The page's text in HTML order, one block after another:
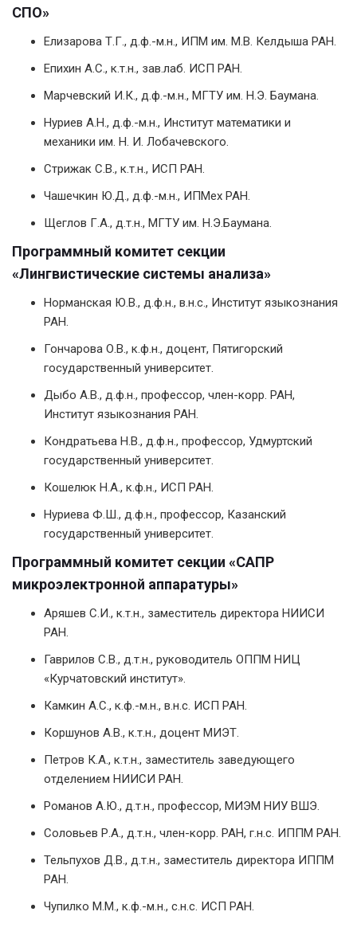
СПО»
Елизарова Т.Г., д.ф.-м.н., ИПМ им. М.В. Келдыша РАН.
Епихин А.С., к.т.н., зав.лаб. ИСП РАН.
Марчевский И.К., д.ф.-м.н., МГТУ им. Н.Э. Баумана.
Нуриев А.Н., д.ф.-м.н., Институт математики и
механики им. Н. И. Лобачевского.
Стрижак С.В., к.т.н., ИСП РАН.
Чашечкин Ю.Д., д.ф.-м.н., ИПМех РАН.
Щеглов Г.А., д.т.н., МГТУ им. Н.Э.Баумана.
Программный комитет секции
«Лингвистические системы анализа»
Норманская Ю.В., д.ф.н., в.н.с., Институт языкознания
РАН.
Гончарова О.В., к.ф.н., доцент, Пятигорский
государственный университет.
Дыбо А.В., д.ф.н., профессор, член-корр. РАН,
Институт языкознания РАН.
Кондратьева Н.В., д.ф.н., профессор, Удмуртский
государственный университет.
Кошелюк Н.А., к.ф.н., ИСП РАН.
Нуриева Ф.Ш., д.ф.н., профессор, Казанский
государственный университет.
Программный комитет секции «САПР
микроэлектронной аппаратуры»
Аряшев С.И., к.т.н., заместитель директора НИИСИ
РАН.
Гаврилов С.В., д.т.н., руководитель ОППМ НИЦ
«Курчатовский институт».
Камкин А.С., к.ф.-м.н., в.н.с. ИСП РАН.
Коршунов А.В., к.т.н., доцент МИЭТ.
Петров К.А., к.т.н., заместитель заведующего
отделением НИИСИ РАН.
Романов А.Ю., д.т.н., профессор, МИЭМ НИУ ВШЭ.
Соловьев Р.А., д.т.н., член-корр. РАН, г.н.с. ИППМ РАН.
Тельпухов Д.В., д.т.н., заместитель директора ИППМ
РАН.
Чупилко М.М., к.ф.-м.н., с.н.с. ИСП РАН.